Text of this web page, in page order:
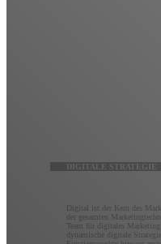
DIGITALE STRATEGIE
Digital ist der Kern des
der gesamten
Team für digitales
dynamische digitale